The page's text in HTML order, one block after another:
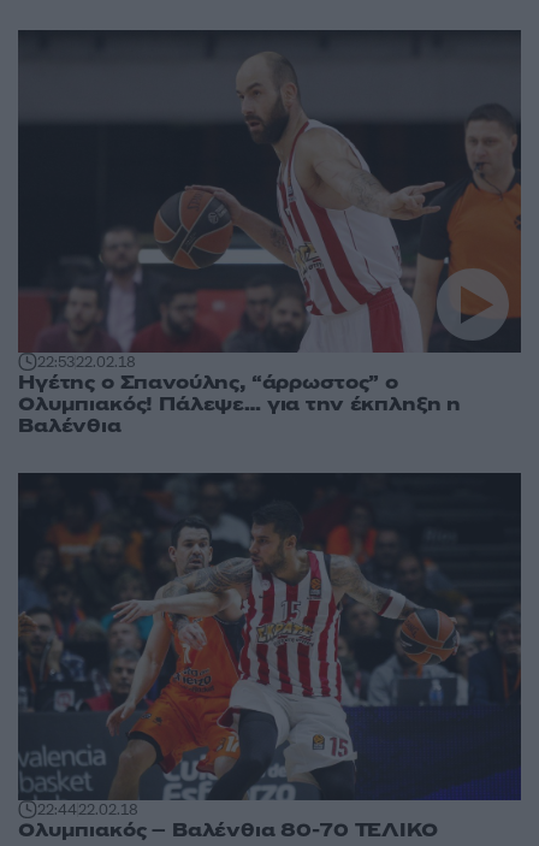
22:5322.02.18
Ηγέτης ο Σπανούλης, “άρρωστος” ο
Ολυμπιακός! Πάλεψε… για την έκπληξη η
Βαλένθια
22:4422.02.18
Ολυμπιακός – Βαλένθια 80-70 ΤΕΛΙΚΟ